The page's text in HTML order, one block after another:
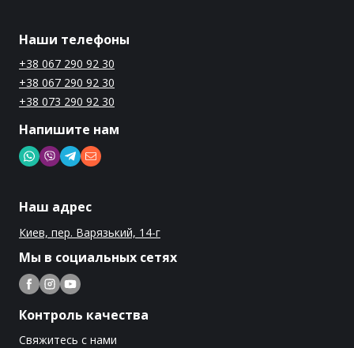
Наши телефоны
+38 067 290 92 30
+38 067 290 92 30
+38 073 290 92 30
Напишите нам
Наш адрес
Киев, пер. Варязький, 14-г
Мы в социальных сетях
Контроль качества
Свяжитесь с нами